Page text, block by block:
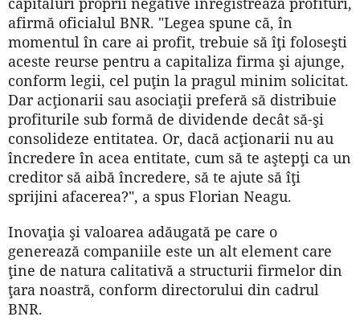
afirmă oficialul BNR. "Legea spune că, în
momentul în care ai profit, trebuie să îţi foloseşti
aceste reurse pentru a capitaliza firma şi ajunge,
conform legii, cel puţin la pragul minim solicitat.
Dar acţionarii sau asociaţii preferă să distribuie
profiturile sub formă de dividende decât să-şi
consolideze entitatea. Or, dacă acţionarii nu au
încredere în acea entitate, cum să te aştepţi ca un
creditor să aibă încredere, să te ajute să îţi
sprijini afacerea?", a spus Florian Neagu.
Inovaţia şi valoarea adăugată pe care o
generează companiile este un alt element care
ţine de natura calitativă a structurii firmelor din
ţara noastră, conform directorului din cadrul
BNR.